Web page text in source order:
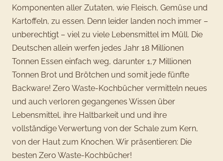
Komponenten aller Zutaten, wie Fleisch, Gemüse und
Kartoffeln, zu essen. Denn leider landen noch immer –
unberechtigt – viel zu viele Lebensmittel im Müll. Die
Deutschen allein werfen jedes Jahr 18 Millionen
Tonnen Essen einfach weg, darunter 1,7 Millionen
Tonnen Brot und Brötchen und somit jede fünfte
Backware! Zero Waste-Kochbücher vermitteln neues
und auch verloren gegangenes Wissen über
Lebensmittel, ihre Haltbarkeit und und ihre
vollständige Verwertung von der Schale zum Kern,
von der Haut zum Knochen. Wir präsentieren: Die
besten Zero Waste-Kochbücher!